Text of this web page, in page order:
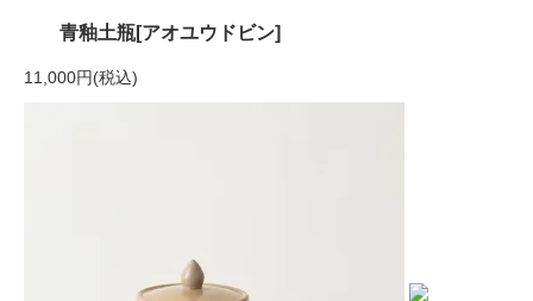
青釉土瓶[アオユウドビン]
11,000円(税込)